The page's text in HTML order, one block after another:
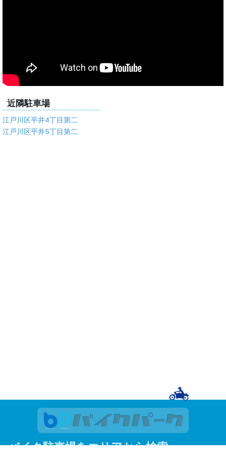
近隣駐車場
江戸川区平井4丁目第二
江戸川区平井5丁目第二
バイク駐車場をエリアから検索